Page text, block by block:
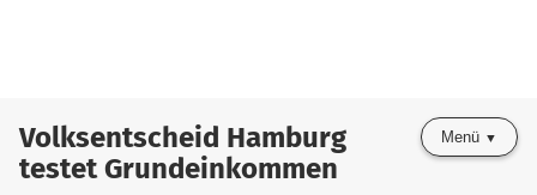
Volksentscheid Hamburg
testet Grundeinkommen
Menü